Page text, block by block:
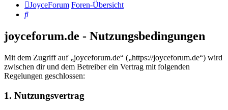
JoyceForum Foren-Übersicht
Suche
joyceforum.de - Nutzungsbedingungen
Mit dem Zugriff auf „joyceforum.de“ („https://joyceforum.de“) wird
zwischen dir und dem Betreiber ein Vertrag mit folgenden
Regelungen geschlossen:
1. Nutzungsvertrag